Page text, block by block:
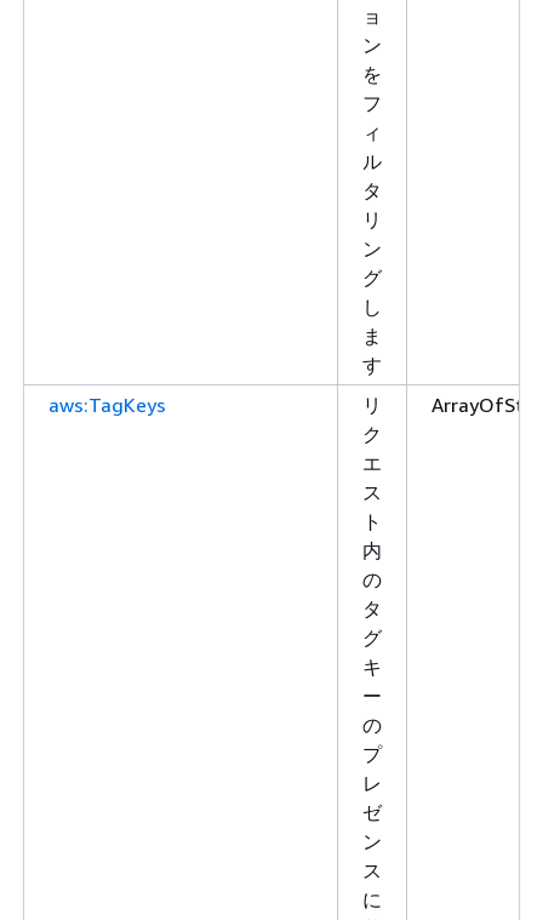
ョ
ン
を
フ
ィ
ル
タ
リ
ン
グ
し
ま
す
aws:TagKeys
リ
ク
エ
ス
ト
内
の
タ
グ
キ
ー
の
プ
レ
ゼ
ン
ス
に